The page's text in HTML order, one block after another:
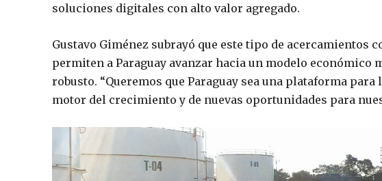
soluciones digitales con alto valor agregado.
Gustavo Giménez subrayó que este tipo de acercamientos
permiten a Paraguay avanzar hacia un modelo económico
robusto. “Queremos que Paraguay sea una plataforma
motor del crecimiento y de nuevas oportunidades para